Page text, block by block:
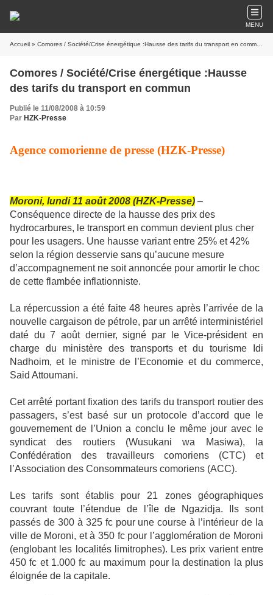
MENU
Accueil » Comores / Société/Crise énergétique :Hausse des tarifs du transport en commun
Comores / Société/Crise énergétique :Hausse
des tarifs du transport en commun
Publié le 11/08/2008 à 10:59
Par HZK-Presse
Agence comorienne de presse (HZK-Presse)
Moroni, lundi 11 août 2008 (HZK-Presse) –
Conséquence directe de la hausse des prix des
hydrocarbures, le transport en commun devient plus cher
pour les usagers. Une hausse variant entre 25% et 42%
selon la région desservie sans qu’aucune mesure
d’accompagnement ne soit annoncée pour amortir le choc
de cette flambée inflationniste.
La répercussion a été faite 48 heures après l’arrivée de la
nouvelle cargaison de pétrole, par un arrêté interministériel
daté du 7 août dernier, signé par le Vice-président en
charge du ministère des transports et du tourisme Idi
Nadhoim, et le ministre de l’Economie et du commerce,
Said Attoumani.
Cet arrêté portant fixation des tarifs du transport routier des
passagers, s’est basé sur un protocole d’accord que le
gouvernement de l’Union a conclu le même jour avec le
syndicat des routiers (Wusukani wa Masiwa), la
Confédération des travailleurs comoriens (CTC) et
l’Association des Consommateurs comoriens (ACC).
Les tarifs sont établis pour 21 zones géographiques
couvrant toute l’étendue de l’île de Ngazidja. Ils sont
passés de 300 à 325 fc pour une course à l’intérieur de la
ville de Moroni, et à 350 fc pour l’agglomération de Moroni
(englobant les localités limitrophes). Les prix varient entre
450 fc et 1.000 fc au maximum pour la destination la plus
éloignée de la capitale.